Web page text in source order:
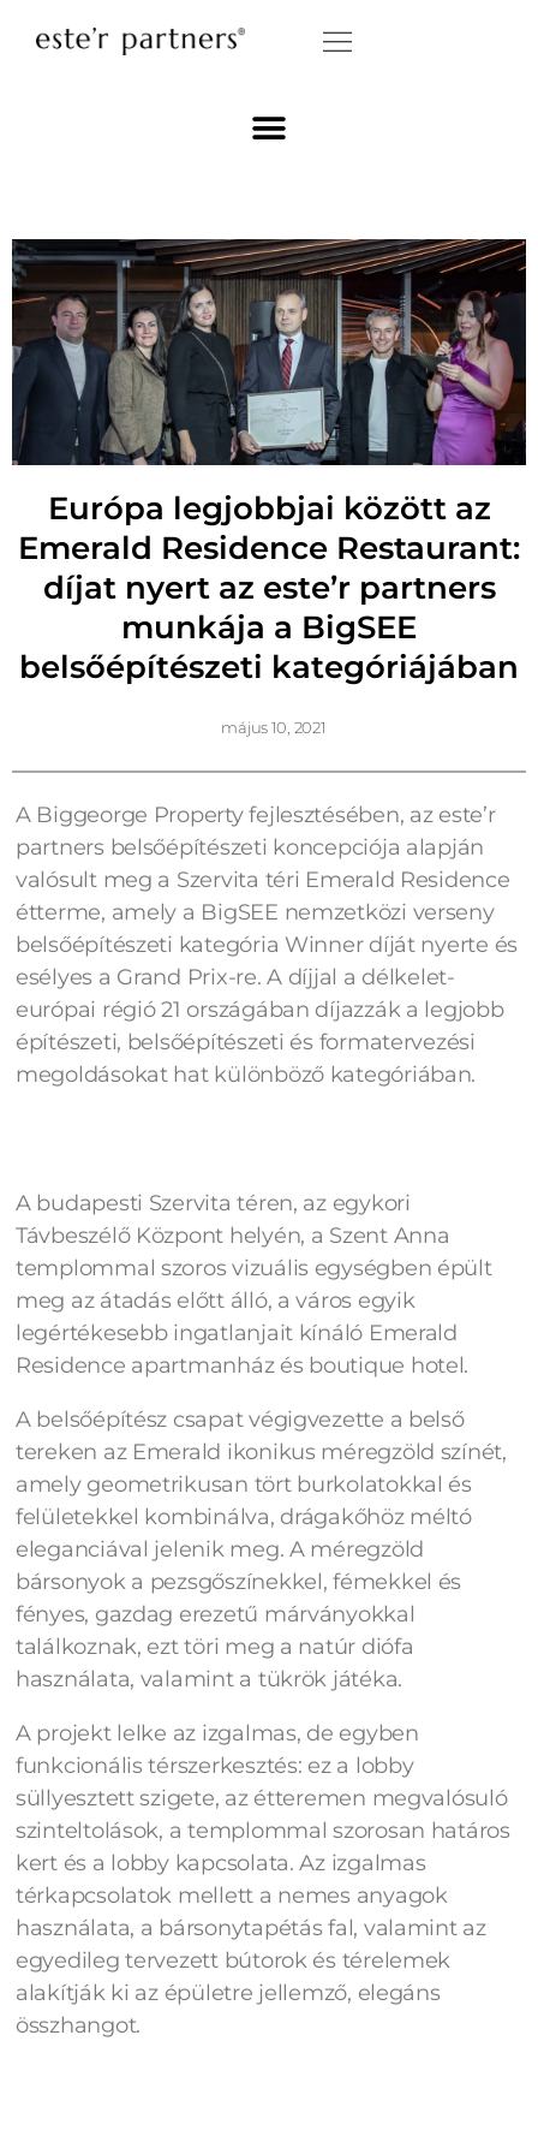
Európa legjobbjai között az
Emerald Residence Restaurant:
díjat nyert az este’r partners
munkája a BigSEE
belsőépítészeti kategóriájában
május 10, 2021
A Biggeorge Property fejlesztésében, az este’r
partners belsőépítészeti koncepciója alapján
valósult meg a Szervita téri Emerald Residence
étterme, amely a BigSEE nemzetközi verseny
belsőépítészeti kategória Winner díját nyerte és
esélyes a Grand Prix-re. A díjjal a délkelet-
európai régió 21 országában díjazzák a legjobb
építészeti, belsőépítészeti és formatervezési
megoldásokat hat különböző kategóriában.
A budapesti Szervita téren, az egykori
Távbeszélő Központ helyén, a Szent Anna
templommal szoros vizuális egységben épült
meg az átadás előtt álló, a város egyik
legértékesebb ingatlanjait kínáló Emerald
Residence apartmanház és boutique hotel.
A belsőépítész csapat végigvezette a belső
tereken az Emerald ikonikus méregzöld színét,
amely geometrikusan tört burkolatokkal és
felületekkel kombinálva, drágakőhöz méltó
eleganciával jelenik meg. A méregzöld
bársonyok a pezsgőszínekkel, fémekkel és
fényes, gazdag erezetű márványokkal
találkoznak, ezt töri meg a natúr diófa
használata, valamint a tükrök játéka.
A projekt lelke az izgalmas, de egyben
funkcionális térszerkesztés: ez a lobby
süllyesztett szigete, az étteremen megvalósuló
szinteltolások, a templommal szorosan határos
kert és a lobby kapcsolata. Az izgalmas
térkapcsolatok mellett a nemes anyagok
használata, a bársonytapétás fal, valamint az
egyedileg tervezett bútorok és térelemek
alakítják ki az épületre jellemző, elegáns
összhangot.